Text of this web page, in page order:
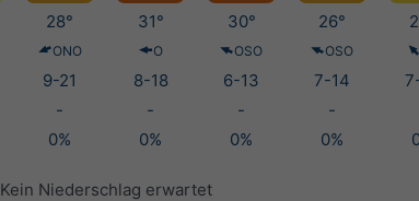
28° 31° 30° 26°
ONO O OSO OSO
9-21 8-18 6-13 7-14
- - - -
0% 0% 0% 0%
Kein Niederschlag erwartet